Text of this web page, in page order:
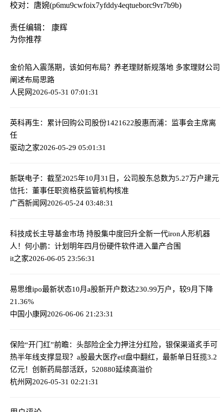
校对：唐婉(p6mu9cwfoix7yfddy4eqtueborc9vr7b9b)
责任编辑： 康辉
为你推荐
金价陷入震荡期，该如何布局？ 养老理财新规落地 多家理财公司
阐述布局思路
人民网2026-05-31 07:01:31
英科再生：累计回购公司股份1421622股惠而浦：监事会主席离
任
驱动之家2026-05-29 05:01:31
新联电子：截至2025年10月31日，公司股东总数为5.27万户建元
信托：董事任职资格获监管机构核准
广西新闻网2026-05-24 03:48:31
科技成长主导基金市场 持股集中度回升全新一代iron人形机器
人！何小鹏：计划明年四月份硬件软件进入量产合围
it之家2026-06-05 23:56:31
易思维ipo最新状态10月a股新开户数达230.99万户，较9月下降
21.36%
中国小康网2026-06-06 21:23:31
保险“开门红”前瞻：头部险企全力押注分红险，银保渠道炙手可
热半年线支撑显现？a股最大医疗etf盘中翻红，最新单日狂揽3.2
亿元！创新药局部活跃，520880延续高溢价
杭州网2026-05-31 02:21:31